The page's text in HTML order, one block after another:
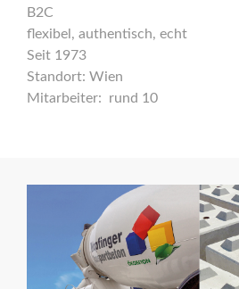
B2C
flexibel, authentisch, echt
Seit 1973
Standort: Wien
Mitarbeiter: rund 10